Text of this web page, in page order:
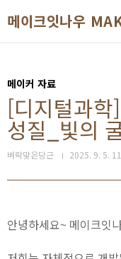
메이크잇나우
메이커 자료
[디지털과
성질_빛의
벼락맞은당근 2025. 9. 5.
안녕하세요~ 메이크잇